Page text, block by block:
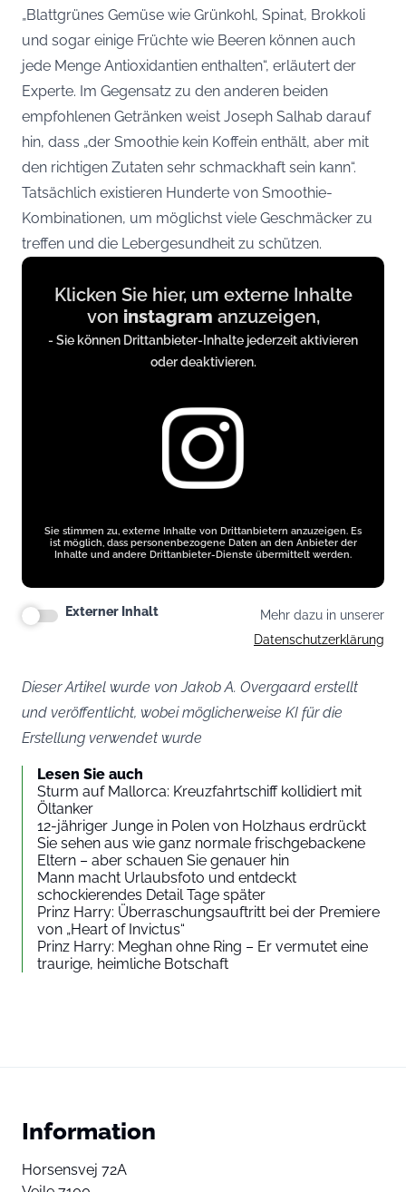
„Blattgrünes Gemüse wie Grünkohl, Spinat, Brokkoli
und sogar einige Früchte wie Beeren können auch
jede Menge Antioxidantien enthalten“, erläutert der
Experte. Im Gegensatz zu den anderen beiden
empfohlenen Getränken weist Joseph Salhab darauf
hin, dass „der Smoothie kein Koffein enthält, aber mit
den richtigen Zutaten sehr schmackhaft sein kann“.
Tatsächlich existieren Hunderte von Smoothie-
Kombinationen, um möglichst viele Geschmäcker zu
treffen und die Lebergesundheit zu schützen.
Display
content
instagram.com
Klicken Sie hier, um externe Inhalte
von instagram anzuzeigen,
- Sie können Drittanbieter-Inhalte jederzeit aktivieren
oder deaktivieren.
Sie stimmen zu, externe Inhalte von Drittanbietern anzuzeigen. Es
ist möglich, dass personenbezogene Daten an den Anbieter der
Inhalte und andere Drittanbieter-Dienste übermittelt werden.
Externer Inhalt
Mehr dazu in unserer
Datenschutzerklärung
Dieser Artikel wurde von Jakob A. Overgaard erstellt
und veröffentlicht, wobei möglicherweise KI für die
Erstellung verwendet wurde
Lesen Sie auch
Sturm auf Mallorca: Kreuzfahrtschiff kollidiert mit
Öltanker
12-jähriger Junge in Polen von Holzhaus erdrückt
Sie sehen aus wie ganz normale frischgebackene
Eltern – aber schauen Sie genauer hin
Mann macht Urlaubsfoto und entdeckt
schockierendes Detail Tage später
Prinz Harry: Überraschungsauftritt bei der Premiere
von „Heart of Invictus“
Prinz Harry: Meghan ohne Ring – Er vermutet eine
traurige, heimliche Botschaft
Information
Horsensvej 72A